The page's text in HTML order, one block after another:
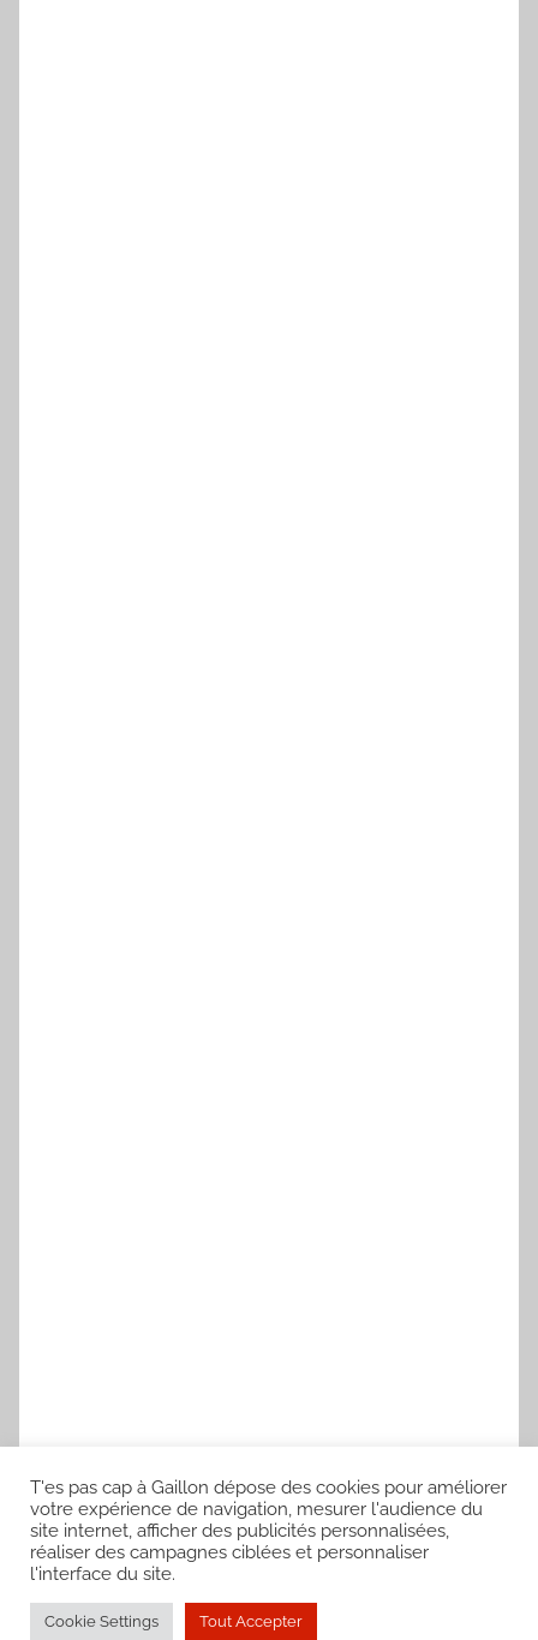
WordPress Theme: Donovan by ThemeZee.
T'es pas cap à Gaillon dépose des cookies pour améliorer
votre expérience de navigation, mesurer l'audience du
site internet, afficher des publicités personnalisées,
réaliser des campagnes ciblées et personnaliser
l'interface du site.
Cookie Settings Tout Accepter